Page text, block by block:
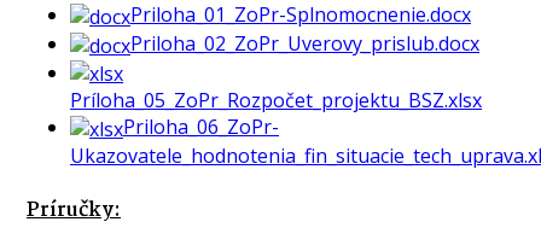
Priloha_01_ZoPr-Splnomocnenie.docx
Priloha_02_ZoPr_Uverovy_prislub.docx
Príloha_05_ZoPr_Rozpočet_projektu_BSZ.xlsx
Priloha_06_ZoPr-
Príručky: